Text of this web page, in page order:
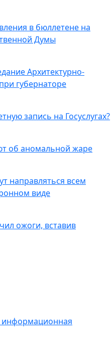
в бюллетене на
Думы
Архитектурно-
губернаторе
запись на Госуслугах?
об аномальной жаре
направляться всем
виде
ожоги, вставив
информационная